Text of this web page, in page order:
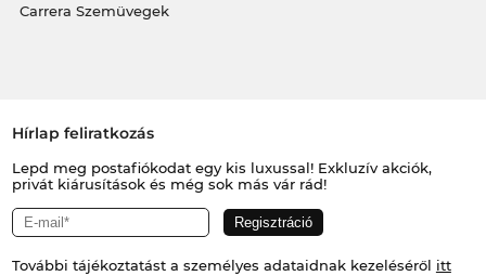
Carrera Szemüvegek
Hírlap feliratkozás
Lepd meg postafiókodat egy kis luxussal! Exkluzív akciók,
privát kiárusítások és még sok más vár rád!
További tájékoztatást a személyes adataidnak kezeléséről itt